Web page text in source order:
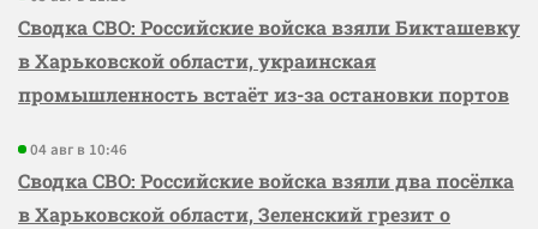
Сводка СВО: Российские войска взяли Бикташевку
в Харьковской области, украинская
промышленность встаёт из-за остановки портов
04 авг в 10:46
Сводка СВО: Российские войска взяли два посёлка
в Харьковской области, Зеленский грезит о